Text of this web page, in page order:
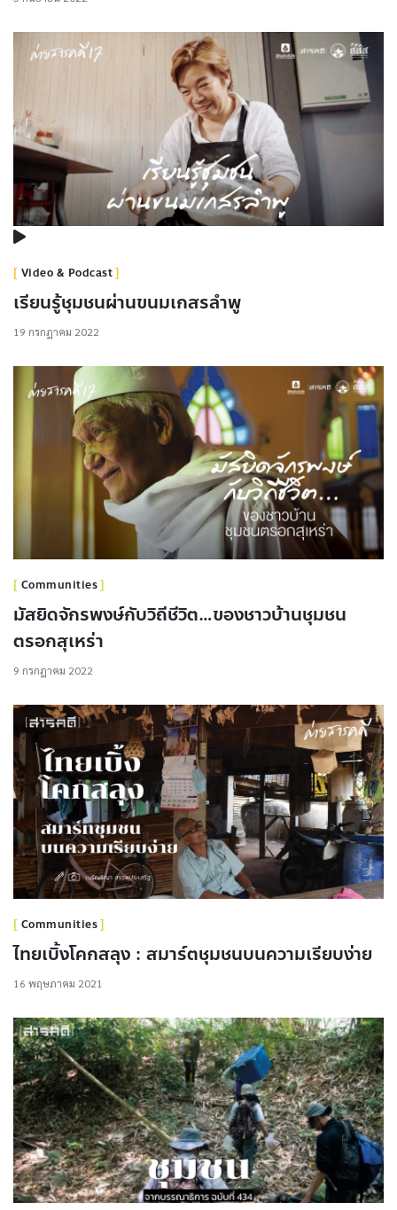
Video & Podcast
เรียนรู้ชุมชนผ่านขนมเกสรลำพู
19 กรกฎาคม 2022
Communities
มัสยิดจักรพงษ์กับวิถีชีวิต…ของชาวบ้านชุมชน
ตรอกสุเหร่า
9 กรกฎาคม 2022
Communities
ไทยเบิ้งโคกสลุง : สมาร์ตชุมชนบนความเรียบง่าย
16 พฤษภาคม 2021